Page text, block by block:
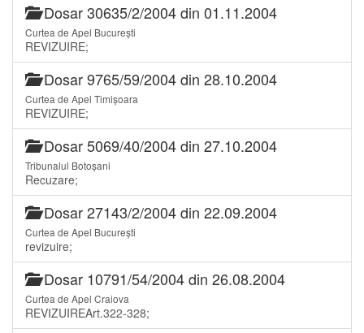
Dosar 30635/2/2004 din 01.11.2004
Curtea de Apel București
REVIZUIRE;
Dosar 9765/59/2004 din 28.10.2004
Curtea de Apel Timișoara
REVIZUIRE;
Dosar 5069/40/2004 din 27.10.2004
Tribunalul Botoșani
Recuzare;
Dosar 27143/2/2004 din 22.09.2004
Curtea de Apel București
revizuire;
Dosar 10791/54/2004 din 26.08.2004
Curtea de Apel Craiova
REVIZUIREArt.322-328;